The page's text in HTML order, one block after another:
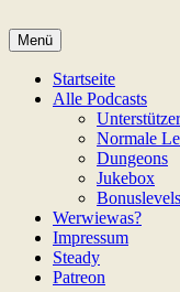
Inhalt
springen
Game Not Over
Menü
Startseite
Alle Podcasts
Normale
Dungeons
Jukebox
Bonuslevels
Werwiewas?
Impressum
Steady
Patreon